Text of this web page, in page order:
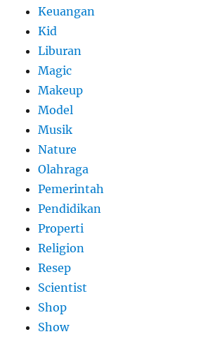
Keuangan
Kid
Liburan
Magic
Makeup
Model
Musik
Nature
Olahraga
Pemerintah
Pendidikan
Properti
Religion
Resep
Scientist
Shop
Show